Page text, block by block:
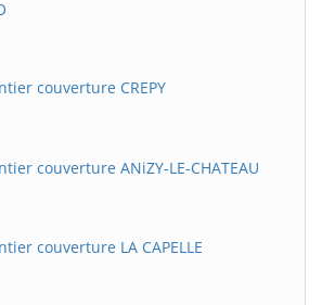
couverture CREPY
couverture ANiZY-LE-CHATEAU
couverture LA CAPELLE